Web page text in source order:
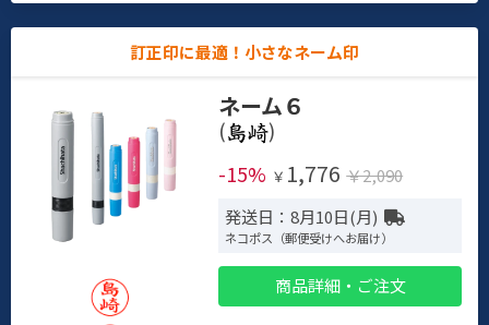
訂正印に最適！小さなネーム印
ネーム６
(
)
-15% ￥ 1,776 ￥2,090
発送日：8月10日(月)
ネコポス（郵便受けへお届け）
商品詳細・ご注文